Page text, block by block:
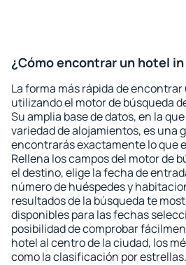
¿Cómo encontrar un hotel in
La forma más rápida de
utilizando el motor de búsqueda
Su amplia base de datos, en la
variedad de alojamientos, es una
encontrarás exactamente lo que
Rellena los campos del motor de
el destino, elige la fecha de
número de huéspedes y
resultados de la búsqueda te
disponibles para las fechas
posibilidad de comprobar
hotel al centro de la ciudad, los
como la clasificación por estrellas.